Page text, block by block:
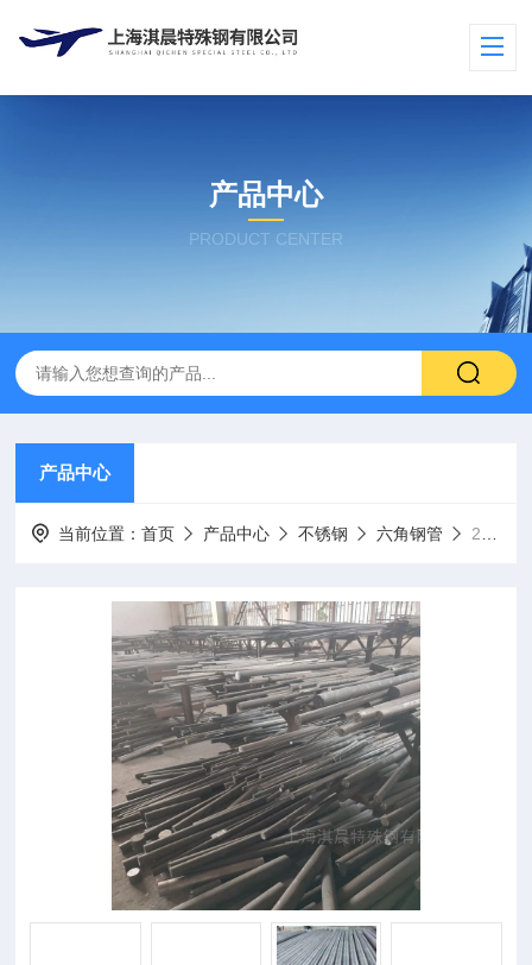
产品中心
PRODUCT CENTER
产品中心
当前位置：首页 产品中心 不锈钢 六角钢管 2205不锈钢六角钢管